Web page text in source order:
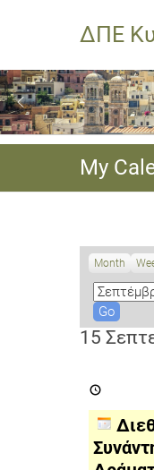
ΔΠΕ
My
Month
M
o
n
15
Νεανική
Αρχαίου
Δράματος,
Μουσικής
και